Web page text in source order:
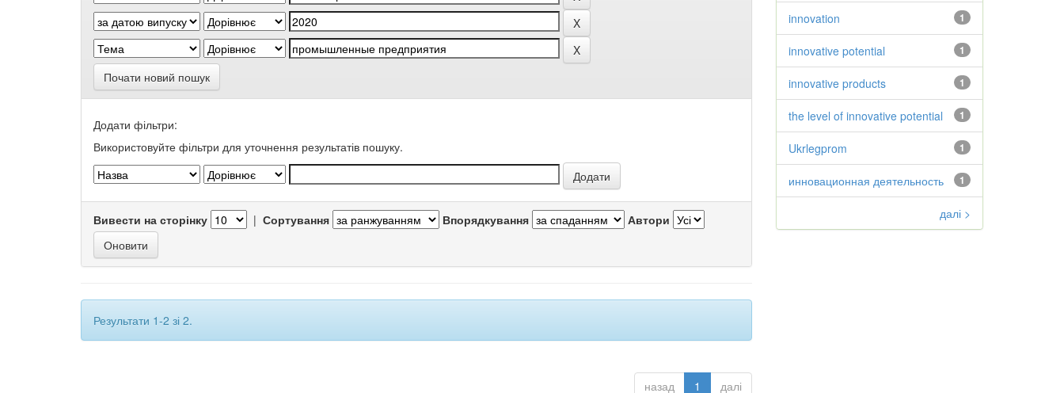
Почати новий пошук
Додати фільтри:
Використовуйте фільтри для уточнення результатів пошуку.
Вивести на сторінку | Сортування Впорядкування Автори
Результати 1-2 зі 2.
назад 1 далі
1
innovation
1
innovative potential
1
innovative products
1
the level of innovative potential
1
Ukrlegprom
1
инновационная деятельность
далі >